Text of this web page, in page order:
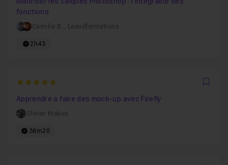
fonctions
Camille B. , Lesudformations
2h43
5
Apprendre a faire des mock-up avec Firefly
Olivier Krakus
36m20